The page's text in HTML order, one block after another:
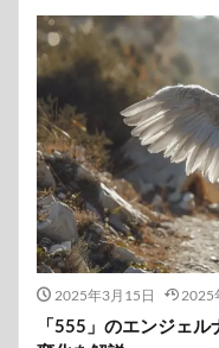
2025年3月15日 2025
「555」のエンジェ